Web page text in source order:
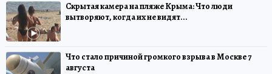
Скрытая камера на пляже Крыма: Что люди
вытворяют, когда их не видят...
Что стало причиной громкого взрыва в Москве 7
августа